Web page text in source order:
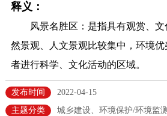
各区热点
政务公开
市领导 机构职能
政策兑现 政策解读
释义：
风景名胜区：是指具有观赏、文
然景观、人文景观比较集中，环境
者进行科学、文化活动的区域。
发布时间
2022-04-15
主题分类
城乡建设、环境保护/环境监